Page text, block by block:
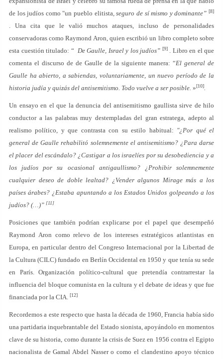
de los judíos como "un pueblo elitista, seguro de sí mismo y dominante”[8]
. Una cita que le valió muchos ataques, incluso de personalidades
conservadoras como Raymond Aron, quien escribió un libro completo sobre
esta cuestión titulado: “ De Gaulle, Israel y los judíos” [9]. Libro en el que
comenta el discurso de de Gaulle de la siguiente manera: “El general de
Gaulle ha abierto, a sabiendas, voluntariamente, un nuevo período de la
historia judía y quizás del antisemitismo. Todo vuelve a ser posible. »[10].
Un ensayo en el que la denuncia del antisemitismo gaullista sirve de hilo
conductor a las palabras muy destempladas del gran estratega, adepto al
realismo político, y que contrasta con su estilo habitual: "¿Por qué el
general de Gaulle rehabilitó solemnemente el antisemitismo ? ¿Para darse
el placer del escándalo? ¿Castigar a los israelíes por su desobediencia y a
los judíos por su ocasional antigaullismo? ¿Prohibir solemnemente
cualquier deseo de doble lealtad? ¿Vender algunos Mirage más a los
países árabes? ¿Estaba apuntando a los Estados Unidos golpeando a los
judíos? (…)” [11]
Posiciones que también podrían explicarse por el papel que desempeñó
Raymond Aron como relevo de los intereses estratégicos atlantistas en
Europa, en particular dentro del Congreso Internacional por la Libertad de
la Cultura (CILC) fundado en Berlín Occidental en 1950 y que tenía su sede
en París. Organización político-cultural que pretendía contrarrestar la
influencia del bloque comunista en la cultura y el debate de ideas y que fue
financiada por la CIA. [12]
Recordemos a este respecto que hasta la década de 1960, Francia había sido
una partidaria inquebrantable del Estado sionista, apoyándolo en momentos
clave de su historia, como durante la crisis de Suez en 1956 contra el Egipto
nacionalista de Gamal Abdel Nasser o como el clandestino apoyo técnico